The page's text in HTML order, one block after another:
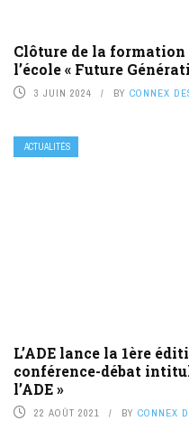
Clôture de la
l’école « Future
3 JUIN 2024 BY CONNEX
ACTUALITÉS
L’ADE lance la 1ère
conférence-débat
l’ADE »
22 AOÛT 2021 BY CONNEX